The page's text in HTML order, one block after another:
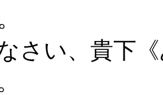
なさい、貴下